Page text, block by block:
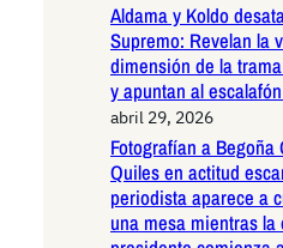
Aldama y Koldo
Supremo: Revelan la
dimensión de la
y apuntan al
abril 29, 2026
Fotografían a Begoña
Quiles en actitud
periodista aparece a
una mesa mientras la